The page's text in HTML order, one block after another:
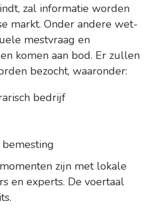
zal informatie worden
markt. Onder andere wet-
mestvraag en
komen aan bod. Er zullen
bezocht, waaronder:
bedrijf
zijn met lokale
en experts. De voertaal